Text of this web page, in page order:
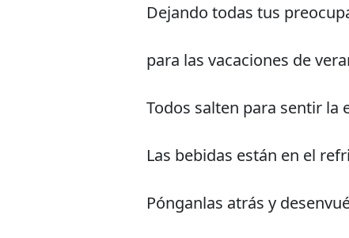
Dejando todas tus
para las vacaciones de
Todos salten para sentir la
Las bebidas están en el
Pónganlas atrás y